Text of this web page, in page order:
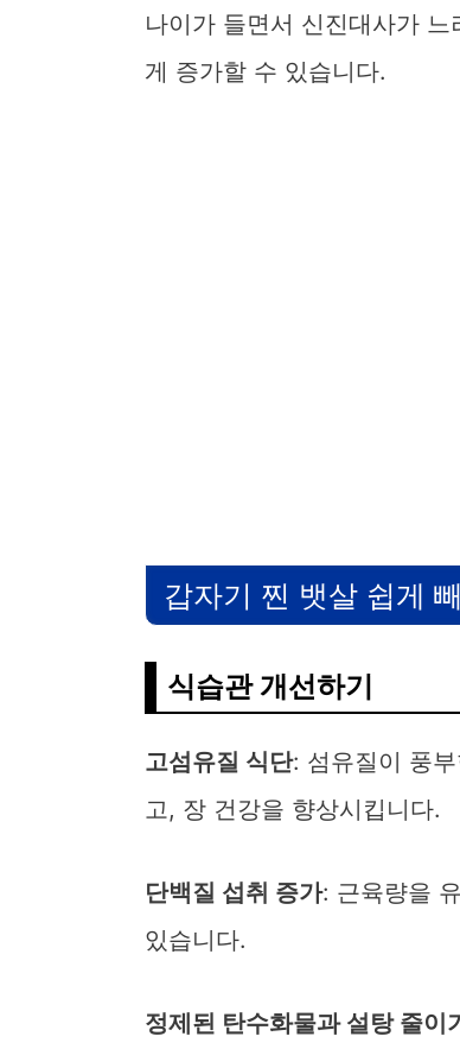
나이가 들면서 신진대사가
게 증가할 수 있습니다.
갑자기 찐 뱃살 쉽게
식습관 개선하기
고섬유질 식단: 섬유질이 풍
고, 장 건강을 향상시킵니다.
단백질 섭취 증가: 근육량을
있습니다.
정제된 탄수화물과 설탕 줄이